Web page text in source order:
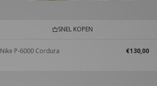
SNEL KOPEN
Nike P-6000 Cordura €130,00